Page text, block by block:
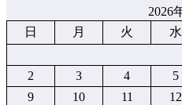
2026
日
月 火 水
2
3 4 5
9
10 11 12